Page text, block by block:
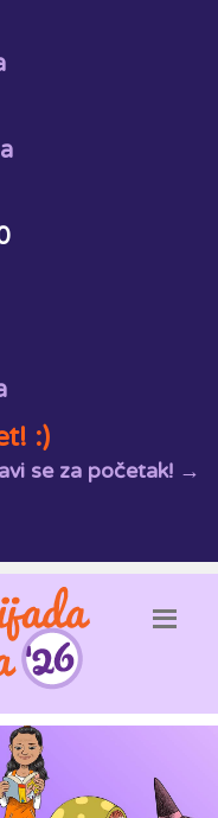
:)
se za početak! →